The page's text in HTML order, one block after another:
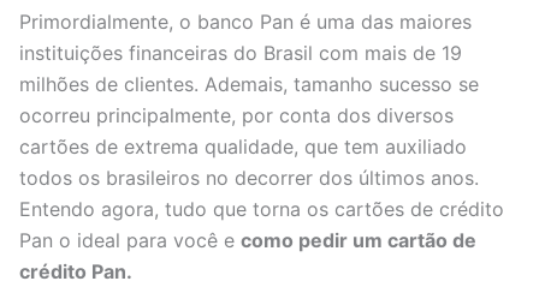
Primordialmente, o banco Pan é uma das maiores
instituições financeiras do Brasil com mais de 19
milhões de clientes. Ademais, tamanho sucesso se
ocorreu principalmente, por conta dos diversos
cartões de extrema qualidade, que tem auxiliado
todos os brasileiros no decorrer dos últimos anos.
Entendo agora, tudo que torna os cartões de crédito
Pan o ideal para você e como pedir um cartão de
crédito Pan.